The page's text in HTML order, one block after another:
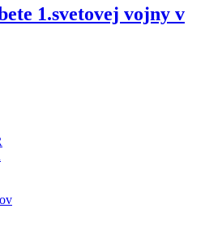
1.svetovej vojny v